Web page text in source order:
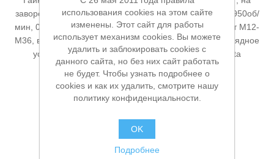
заворот 1800Нм, на срыв 2200Нм, 0 -1800/1400/1150/950об/
мин, 0 -2500/2400/2200/1900уд/мин, стандартный болт М12-
М36, высокопрочный болт М10-М27, 2Li-ion*4.0Ач, зарядное
устройство DC40RA, BL/XPT, Makpac 3, 3.9кг Makita
TW001GM201
Производитель:
Доступность: В наличии
использования cookies на этом сайте
изменены. Этот сайт для работы
использует механизм cookies. Вы можете
удалить и заблокировать cookies с
данного сайта, но без них сайт работать
не будет. Чтобы узнать подробнее о
cookies и как их удалить, смотрите нашу
политику конфиденциальности.
OK
Подробнее